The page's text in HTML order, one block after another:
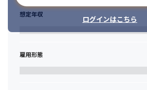
ログインはこちら
想定年収
雇用形態